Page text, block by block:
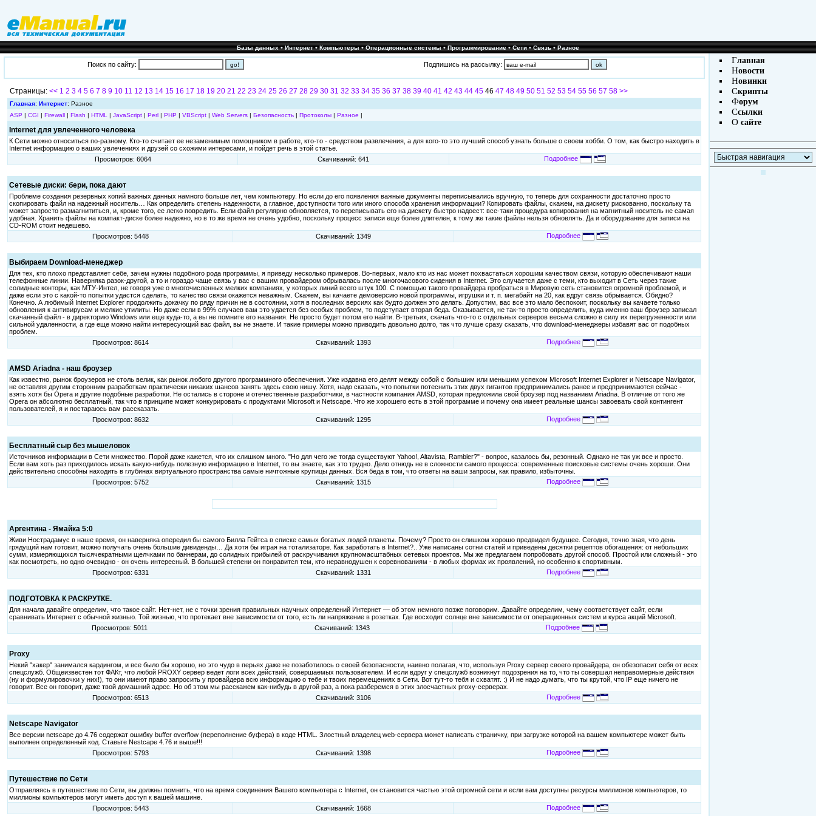
Базы данных•Интернет•Компьютеры•Операционные системы•Программирование•Сети•Связь•Разное
Поиск по сайту: Подпишись на рассылку:
Страницы: << 1 2 3 4 5 6 7 8 9 10 11 12 13 14 15 16 17 18 19 20 21 22 23 24 25 26 27 28 29 30 31 32 33 34 35 36 37 38 39 40 41 42 43 44 45 46 47 48 49 50 51 52 53 54 55 56 57 58 >>
Главная: Интернет: Разное
ASP | CGI | Firewall | Flash | HTML | JavaScript | Perl | PHP | VBScript | Web Servers | Безопасность | Протоколы | Разное |
Internet для увлеченного человека
К Сети можно относиться по-разному. Кто-то считает ее незаменимым помощником в работе, кто-то - средством развлечения, а для кого-то это лучший способ узнать больше о своем хобби. О том, как быстро находить в
Internet информацию о ваших увлечениях и друзей со схожими интересами, и пойдет речь в этой статье.
Просмотров: 6064
Скачиваний: 641 Подробнее
Сетевые диски: бери, пока дают
Проблеме создания резервных копий важных данных намного больше лет, чем компьютеру. Но если до его появления важные документы переписывались вручную, то теперь для сохранности достаточно просто
скопировать файл на надежный носитель… Как определить степень надежности, а главное, доступности того или иного способа хранения информации? Копировать файлы, скажем, на дискету рискованно, поскольку та
может запросто размагнититься, и, кроме того, ее легко повредить. Если файл регулярно обновляется, то переписывать его на дискету быстро надоест: все-таки процедура копирования на магнитный носитель не самая
удобная. Хранить файлы на компакт-диске более надежно, но в то же время не очень удобно, поскольку процесс записи еще более длителен, к тому же такие файлы нельзя обновлять. Да и оборудование для записи на
CD-ROM стоит недешево.
Просмотров: 5448
Скачиваний: 1349 Подробнее
Выбираем Download-менеджер
Для тех, кто плохо представляет себе, зачем нужны подобного рода программы, я приведу несколько примеров. Во-первых, мало кто из нас может похвастаться хорошим качеством связи, которую обеспечивают наши
телефонные линии. Наверняка разок-другой, а то и гораздо чаще связь у вас с вашим провайдером обрывалась после многочасового сидения в Internet. Это случается даже с теми, кто выходит в Сеть через такие
солидные конторы, как МТУ-Интел, не говоря уже о многочисленных мелких компаниях, у которых линий всего штук 100. С помощью такого провайдера пробраться в Мировую сеть становится огромной проблемой, и
даже если это с какой-то попытки удастся сделать, то качество связи окажется неважным. Скажем, вы качаете демоверсию новой программы, игрушки и т. п. мегабайт на 20, как вдруг связь обрывается. Обидно?
Конечно. А любимый Internet Explorer продолжить докачку по ряду причин не в состоянии, хотя в последних версиях как будто должен это делать. Допустим, вас все это мало беспокоит, поскольку вы качаете только
обновления к антивирусам и мелкие утилиты. Но даже если в 99% случаев вам это удается без особых проблем, то подступает вторая беда. Оказывается, не так-то просто определить, куда именно ваш броузер записал
скачанный файл - в директорию Windows или еще куда-то, а вы не помните его названия. Не просто будет потом его найти. В-третьих, скачать что-то с отдельных серверов весьма сложно в силу их перегруженности или
сильной удаленности, а где еще можно найти интересующий вас файл, вы не знаете. И такие примеры можно приводить довольно долго, так что лучше сразу сказать, что download-менеджеры избавят вас от подобных
проблем.
Просмотров: 8614
Скачиваний: 1393 Подробнее
AMSD Ariadna - наш броузер
Как известно, рынок броузеров не столь велик, как рынок любого другого программного обеспечения. Уже издавна его делят между собой с большим или меньшим успехом Microsoft Internet Explorer и Netscape Navigator,
не оставляя другим сторонним разработкам практически никаких шансов занять здесь свою нишу. Хотя, надо сказать, что попытки потеснить этих двух гигантов предпринимались ранее и предпринимаются сейчас -
взять хотя бы Opera и другие подобные разработки. Не остались в стороне и отечественные разработчики, в частности компания AMSD, которая предложила свой броузер под названием Ariadna. В отличие от того же
Opera он абсолютно бесплатный, так что в принципе может конкурировать с продуктами Microsoft и Netscape. Что же хорошего есть в этой программе и почему она имеет реальные шансы завоевать свой контингент
пользователей, я и постараюсь вам рассказать.
Просмотров: 8632
Скачиваний: 1295 Подробнее
Бесплатный сыр без мышеловок
Источников информации в Сети множество. Порой даже кажется, что их слишком много. "Но для чего же тогда существуют Yahoo!, Altavista, Rambler?" - вопрос, казалось бы, резонный. Однако не так уж все и просто.
Если вам хоть раз приходилось искать какую-нибудь полезную информацию в Internet, то вы знаете, как это трудно. Дело отнюдь не в сложности самого процесса: современные поисковые системы очень хороши. Они
действительно способны находить в глубинах виртуального пространства самые ничтожные крупицы данных. Вся беда в том, что ответы на ваши запросы, как правило, избыточны.
Просмотров: 5752
Скачиваний: 1315 Подробнее
Аргентина - Ямайка 5:0
Живи Нострадамус в наше время, он наверняка опередил бы самого Билла Гейтса в списке самых богатых людей планеты. Почему? Просто он слишком хорошо предвидел будущее. Сегодня, точно зная, что день
грядущий нам готовит, можно получать очень большие дивиденды… Да хотя бы играя на тотализаторе. Как заработать в Internet?.. Уже написаны сотни статей и приведены десятки рецептов обогащения: от небольших
сумм, измеряющихся тысячекратными щелчками по баннерам, до солидных прибылей от раскручивания крупномасштабных сетевых проектов. Мы же предлагаем попробовать другой способ. Простой или сложный - это
как посмотреть, но одно очевидно - он очень интересный. В большей степени он понравится тем, кто неравнодушен к соревнованиям - в любых формах их проявлений, но особенно к спортивным.
Просмотров: 6331
Скачиваний: 1331 Подробнее
ПОДГОТОВКА К РАСКРУТКЕ.
Для начала давайте определим, что такое сайт. Нет-нет, не с точки зрения правильных научных определений Интернет — об этом немного позже поговорим. Давайте определим, чему соответствует сайт, если
сравнивать Интернет с обычной жизнью. Той жизнью, что протекает вне зависимости от того, есть ли напряжение в розетках. Где восходит солнце вне зависимости от операционных систем и курса акций Microsoft.
Просмотров: 5011
Скачиваний: 1343 Подробнее
Proxy
Некий "хакер" занимался кардингом, и все было бы хорошо, но это чудо в перьях даже не позаботилось о своей безопасности, наивно полагая, что, используя Proxy сервер своего провайдера, он обезопасит себя от всех
спецслужб. Общеизвестен тот ФАКт, что любой PROXY сервер ведет логи всех действий, совершаемых пользователем. И если вдруг у спецслужб возникнут подозрения на то, что ты совершал неправомерные действия
(ну и формулировочки у них!), то они имеют право запросить у провайдера всю информацию о тебе и твоих перемещениях в Сети. Вот тут-то тебя и схватят. :) И не надо думать, что ты крутой, что IP еще ничего не
говорит. Все он говорит, даже твой домашний адрес. Но об этом мы расскажем как-нибудь в другой раз, а пока разберемся в этих злосчастных proxy-серверах.
Просмотров: 6513
Скачиваний: 3106 Подробнее
Netscape Navigator
Все версии netscape до 4.76 содержат ошибку buffer overflow (переполнение буфера) в коде HTML. Злостный владелец web-сервера может написать страничку, при загрузке которой на вашем компьютере может быть
выполнен определенный код. Ставьте Nestcape 4.76 и выше!!!
Просмотров: 5793
Скачиваний: 1398 Подробнее
Путешествие по Сети
Отправляясь в путешествие по Сети, вы должны помнить, что на время соединения Вашего компьютера с Internet, он становится частью этой огромной сети и если вам доступны ресурсы миллионов компьютеров, то
миллионы компьютеров могут иметь доступ к вашей машине.
Просмотров: 5443
Скачиваний: 1668 Подробнее
Главная
Новости
Новинки
Скрипты
Форум
Ссылки
Осайте